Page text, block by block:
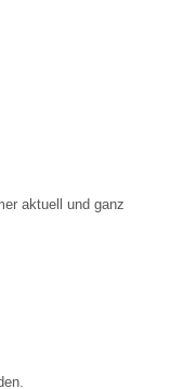
aktuell und ganz